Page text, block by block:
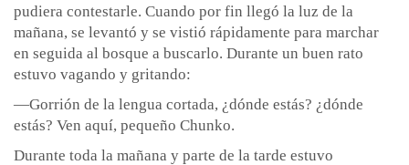
pudiera contestarle. Cuando por fin llegó la luz de la
mañana, se levantó y se vistió rápidamente para marchar
en seguida al bosque a buscarlo. Durante un buen rato
estuvo vagando y gritando:
—Gorrión de la lengua cortada, ¿dónde estás? ¿dónde
estás? Ven aquí, pequeño Chunko.
Durante toda la mañana y parte de la tarde estuvo